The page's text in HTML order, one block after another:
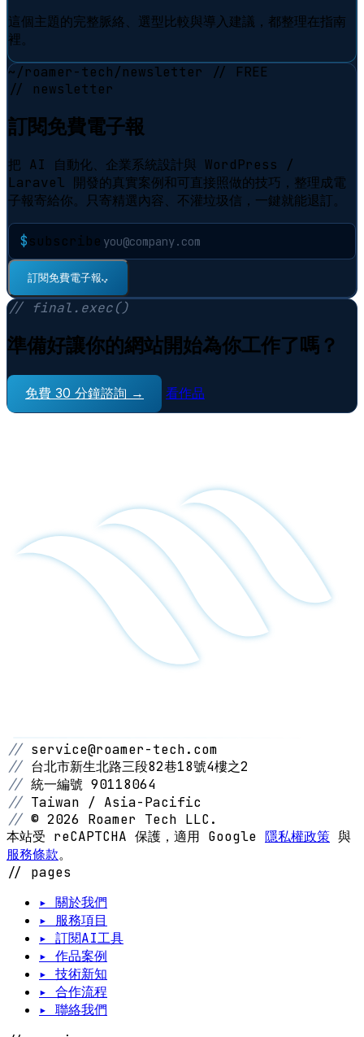
這個主題的完整脈絡、選型比較與導入建議，都整理在指南
裡。
~/roamer-tech/newsletter
// FREE
// newsletter
訂閱免費電子報
把 AI 自動化、企業系統設計與 WordPress /
Laravel 開發的真實案例和可直接照做的技巧，整理成電
子報寄給你。只寄精選內容、不灌垃圾信，一鍵就能退訂。
$subscribe
訂閱免費電子報⠋
// final.exec()
準備好讓你的網站開始為你工作了嗎？
免費 30 分鐘諮詢 → 看作品
// service@roamer-tech.com
// 台北市新生北路三段82巷18號4樓之2
// 統一編號 90118064
// Taiwan / Asia-Pacific
// © 2026 Roamer Tech LLC.
本站受 reCAPTCHA 保護，適用 Google 隱私權政策 與
服務條款。
// pages
▸ 關於我們
▸ 服務項目
▸ 訂閱AI工具
▸ 作品案例
▸ 技術新知
▸ 合作流程
▸ 聯絡我們